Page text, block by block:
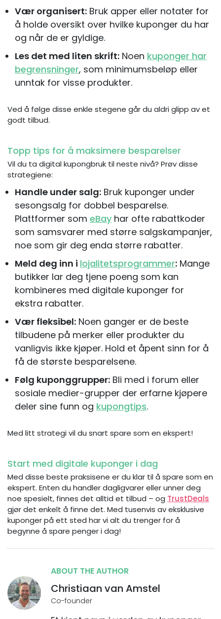
Vær organisert: Bruk apper eller notater for
å holde oversikt over hvilke kuponger du har
og når de er gyldige.
Les det med liten skrift: Noen kuponger har
begrensninger, som minimumsbeløp eller
unntak for visse produkter.
Ved å følge disse enkle stegene går du aldri glipp av et
godt tilbud.
Topp tips for å maksimere besparelser
Vil du ta digital kupongbruk til neste nivå? Prøv disse
strategiene:
Handle under salg: Bruk kuponger under
sesongsalg for dobbel besparelse.
Plattformer som eBay har ofte rabattkoder
som samsvarer med større salgskampanjer,
noe som gir deg enda større rabatter.
Meld deg inn i lojalitetsprogrammer: Mange
butikker lar deg tjene poeng som kan
kombineres med digitale kuponger for
ekstra rabatter.
Vær fleksibel: Noen ganger er de beste
tilbudene på merker eller produkter du
vanligvis ikke kjøper. Hold et åpent sinn for å
få de største besparelsene.
Følg kuponggrupper: Bli med i forum eller
sosiale medier-grupper der erfarne kjøpere
deler sine funn og kupongtips.
Med litt strategi vil du snart spare som en ekspert!
Start med digitale kuponger i dag
Med disse beste praksisene er du klar til å spare som en
ekspert. Enten du handler dagligvarer eller unner deg
noe spesielt, finnes det alltid et tilbud – og TrustDeals
gjør det enkelt å finne det. Med tusenvis av eksklusive
kuponger på ett sted har vi alt du trenger for å
begynne å spare penger i dag!
ABOUT THE AUTHOR
Christiaan van Amstel
Co-founder